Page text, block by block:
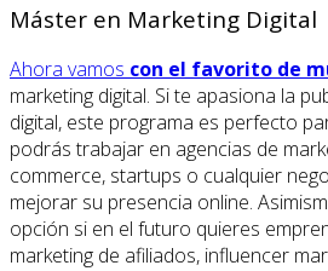
Máster en Marketing Digital
Ahora vamos con el favorito de
marketing digital. Si te apasiona la
digital, este programa es perfecto
podrás trabajar en agencias de
commerce, startups o cualquier
mejorar su presencia online.
opción si en el futuro quieres
marketing de afiliados, influencer